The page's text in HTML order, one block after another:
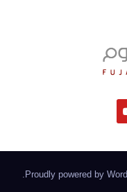
Proudly powered by